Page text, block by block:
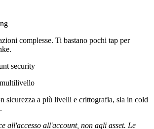
complesse. Ti bastano pochi tap per
sicurezza a più livelli e crittografia, sia in cold
all'accesso all'account, non agli asset. Le